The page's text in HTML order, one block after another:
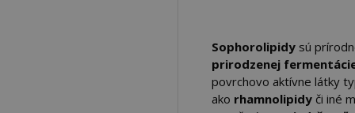
Sophorolipidy sú
prirodzenej
povrchovo aktívne látky
ako rhamnolipidy či iné